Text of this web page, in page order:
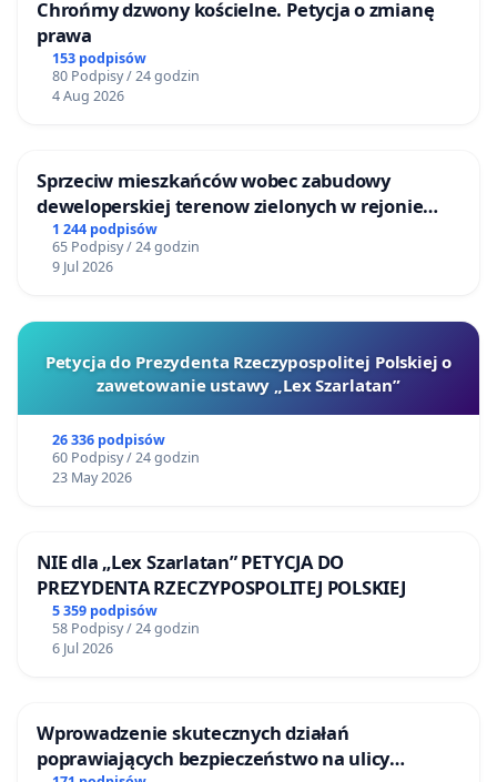
Chrońmy dzwony kościelne. Petycja o zmianę
prawa
153 podpisów
80 Podpisy / 24 godzin
4 Aug 2026
Sprzeciw mieszkańców wobec zabudowy
deweloperskiej terenow zielonych w rejonie
Bulwarów Straceńskich w Bielsku-Białej
1 244 podpisów
65 Podpisy / 24 godzin
9 Jul 2026
Petycja do Prezydenta Rzeczypospolitej Polskiej o
zawetowanie ustawy „Lex Szarlatan”
26 336 podpisów
60 Podpisy / 24 godzin
23 May 2026
NIE dla „Lex Szarlatan” PETYCJA DO
PREZYDENTA RZECZYPOSPOLITEJ POLSKIEJ
5 359 podpisów
58 Podpisy / 24 godzin
6 Jul 2026
Wprowadzenie skutecznych działań
poprawiających bezpieczeństwo na ulicy